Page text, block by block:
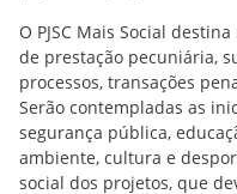
O PJSC Mais Social
de prestação pecuniária,
processos, transações
Serão contempladas as
segurança pública,
ambiente, cultura e
social dos projetos, que